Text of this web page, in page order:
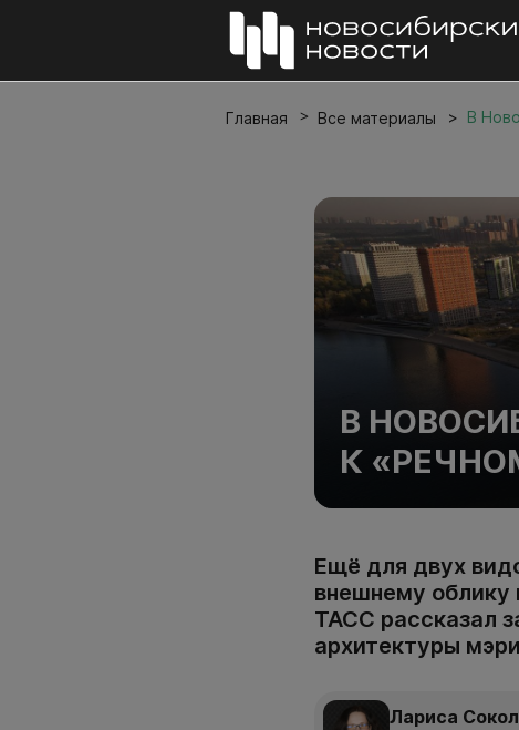
Главная Все материалы В
В
К
Ещё для двух
внешнему облику
ТАСС рассказал
архитектуры
Лариса